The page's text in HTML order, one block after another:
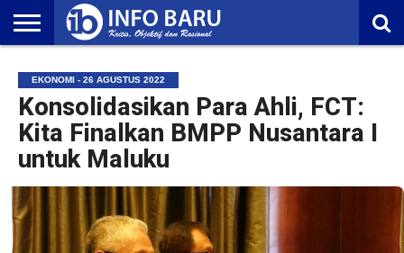
NASIONAL
AMBONIA
MALUKU
EKONOMI
POLITIK
OLAHRAGA
LIFESTYLE
REDAKSI
EKONOMI - 26 AGUSTUS 2022
Konsolidasikan Para Ahli, FCT:
Kita Finalkan BMPP Nusantara I
untuk Maluku